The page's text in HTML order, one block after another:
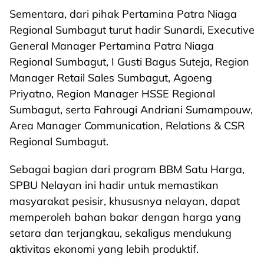
Sementara, dari pihak Pertamina Patra Niaga
Regional Sumbagut turut hadir Sunardi, Executive
General Manager Pertamina Patra Niaga
Regional Sumbagut, I Gusti Bagus Suteja, Region
Manager Retail Sales Sumbagut, Agoeng
Priyatno, Region Manager HSSE Regional
Sumbagut, serta Fahrougi Andriani Sumampouw,
Area Manager Communication, Relations & CSR
Regional Sumbagut.
Sebagai bagian dari program BBM Satu Harga,
SPBU Nelayan ini hadir untuk memastikan
masyarakat pesisir, khususnya nelayan, dapat
memperoleh bahan bakar dengan harga yang
setara dan terjangkau, sekaligus mendukung
aktivitas ekonomi yang lebih produktif.